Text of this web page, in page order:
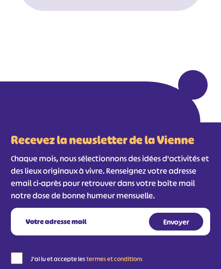
Recevez la newsletter de la Vienne
Chaque mois, nous sélectionnons des idées d'activités et
des lieux originaux à vivre. Renseignez votre adresse
email ci-après pour retrouver dans votre boîte mail
notre dose de bonne humeur mensuelle.
J'ai lu et accepte lestermes et conditions